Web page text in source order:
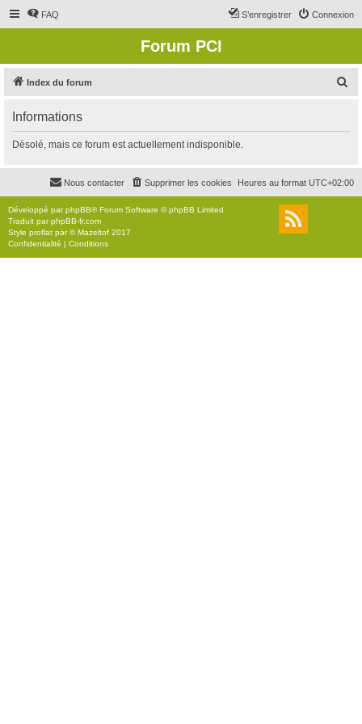
FAQ Connexion
S’enregistrer
Forum PCI
Index du forum
r
c
r
Informations
Désolé, mais ce forum est actuellement indisponible.
Heures au format UTC+02:00
Supprimer les cookies
Nous contacter
Développé parphpBB® Forum Software © phpBB Limited
Traduit parphpBB-fr.com
Style proflat par ©Mazeltof 2017
Confidentialité | Conditions